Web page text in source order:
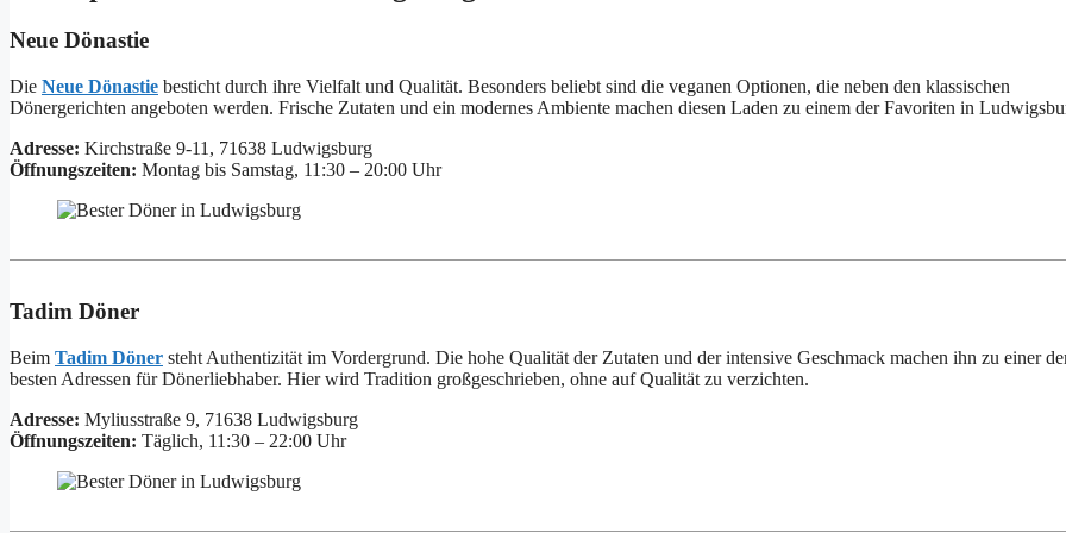
Neue Dönastie
Die Neue Dönastie besticht durch ihre Vielfalt und Qualität. Besonders beliebt sind die veganen Optionen, die neben den klassischen
Dönergerichten angeboten werden. Frische Zutaten und ein modernes Ambiente machen diesen Laden zu einem der Favoriten in
Adresse: Kirchstraße 9-11, 71638 Ludwigsburg
Öffnungszeiten: Montag bis Samstag, 11:30 – 20:00 Uhr
Tadim Döner
Beim Tadim Döner steht Authentizität im Vordergrund. Die hohe Qualität der Zutaten und der intensive Geschmack machen ihn zu einer
besten Adressen für Dönerliebhaber. Hier wird Tradition großgeschrieben, ohne auf Qualität zu verzichten.
Adresse: Myliusstraße 9, 71638 Ludwigsburg
Öffnungszeiten: Täglich, 11:30 – 22:00 Uhr